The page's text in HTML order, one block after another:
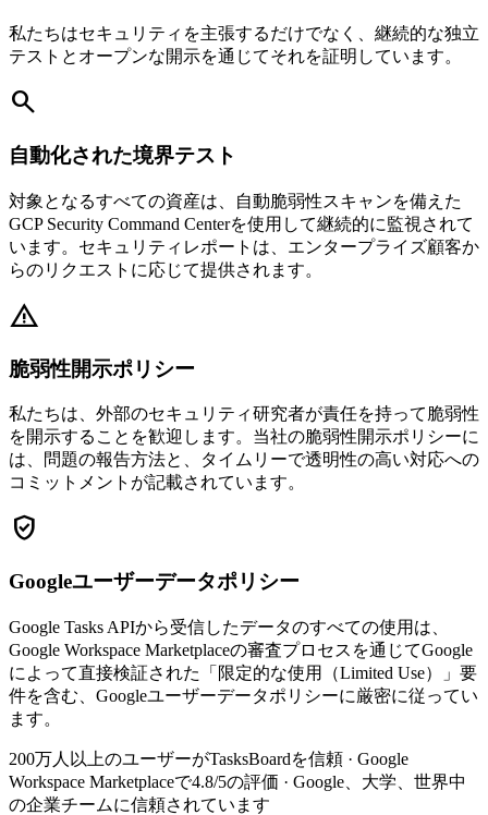
私たちはセキュリティを主張するだけでなく、継続的な独立
テストとオープンな開示を通じてそれを証明しています。
search
自動化された境界テスト
対象となるすべての資産は、自動脆弱性スキャンを備えた
GCP Security Command Centerを使用して継続的に監視されて
います。セキュリティレポートは、エンタープライズ顧客か
らのリクエストに応じて提供されます。
warning
脆弱性開示ポリシー
私たちは、外部のセキュリティ研究者が責任を持って脆弱性
を開示することを歓迎します。当社の脆弱性開示ポリシーに
は、問題の報告方法と、タイムリーで透明性の高い対応への
コミットメントが記載されています。
verified_user
Googleユーザーデータポリシー
Google Tasks APIから受信したデータのすべての使用は、
Google Workspace Marketplaceの審査プロセスを通じてGoogle
によって直接検証された「限定的な使用（Limited Use）」要
件を含む、Googleユーザーデータポリシーに厳密に従ってい
ます。
200万人以上のユーザーがTasksBoardを信頼 · Google
Workspace Marketplaceで4.8/5の評価 · Google、大学、世界中
の企業チームに信頼されています